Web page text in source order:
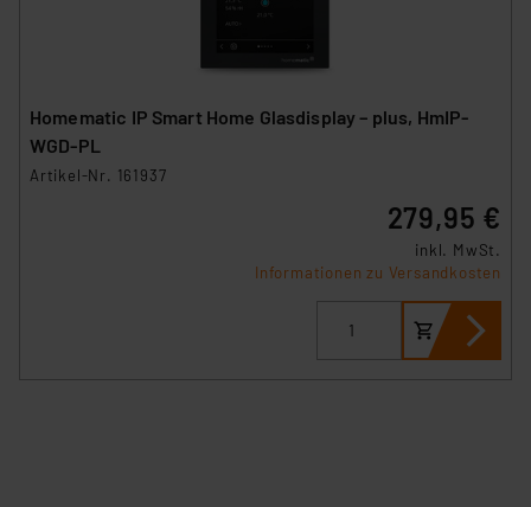
Homematic IP Smart Home Glasdisplay – plus, HmIP-
WGD-PL
Artikel-Nr. 161937
279,95 €
inkl. MwSt.
Informationen zu Versandkosten